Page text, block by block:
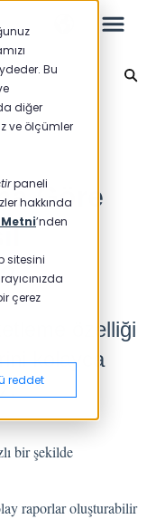
Bu
diğer
ve ölçümler
paneli
hakkında
’nden
sitesini
çerez
reddet
Göre
özelliği
kolayca
bir şekilde
raporlar oluşturabilir